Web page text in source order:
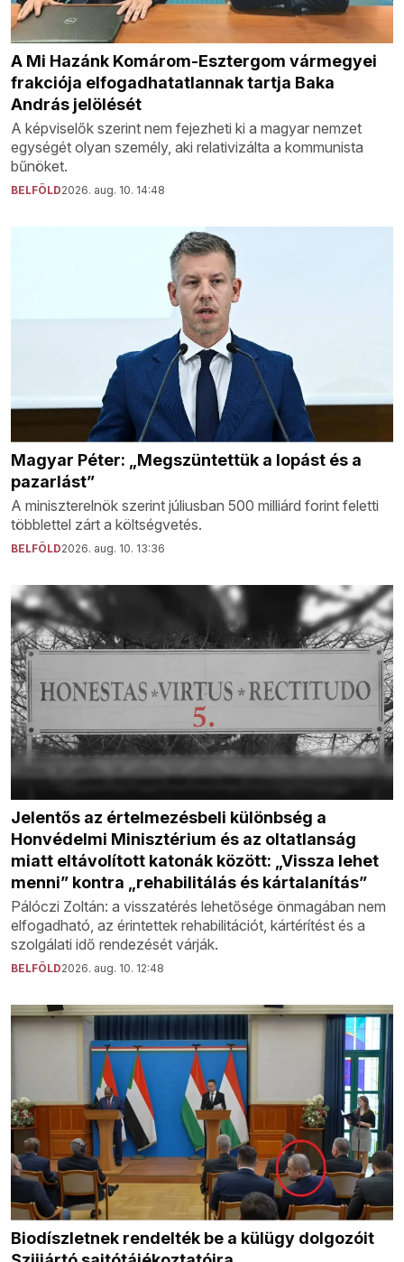
A Mi Hazánk Komárom-Esztergom vármegyei
frakciója elfogadhatatlannak tartja Baka
András jelölését
A képviselők szerint nem fejezheti ki a magyar nemzet
egységét olyan személy, aki relativizálta a kommunista
bűnöket.
BELFÖLD2026. aug. 10. 14:48
Magyar Péter: „Megszüntettük a lopást és a
pazarlást”
A miniszterelnök szerint júliusban 500 milliárd forint feletti
többlettel zárt a költségvetés.
BELFÖLD2026. aug. 10. 13:36
Jelentős az értelmezésbeli különbség a
Honvédelmi Minisztérium és az oltatlanság
miatt eltávolított katonák között: „Vissza lehet
menni” kontra „rehabilitálás és kártalanítás”
Pálóczi Zoltán: a visszatérés lehetősége önmagában nem
elfogadható, az érintettek rehabilitációt, kártérítést és a
szolgálati idő rendezését várják.
BELFÖLD2026. aug. 10. 12:48
Biodíszletnek rendelték be a külügy dolgozóit